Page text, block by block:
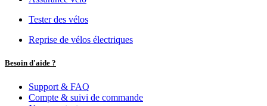
Tester des vélos
Reprise de vélos électriques
Besoin d'aide ?
Support & FAQ
Compte & suivi de commande